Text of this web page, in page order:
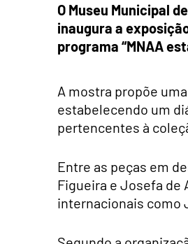
O Museu Municipal
inaugura a
programa “MNAA
A mostra propõe
estabelecendo um
pertencentes à
Entre as peças em
Figueira e Josefa de
internacionais como